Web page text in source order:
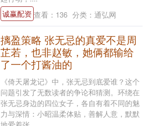
诚赢配资 查看： 136 分类： 通弘网
摛盈策略 张无忌的真爱不是周
芷若，也非赵敏，她俩都输给
了一个打酱油的
《倚天屠龙记》中，张无忌到底爱谁？这个
问题引发了无数读者的争论和猜测。环绕在
张无忌身边的四位女子，各自有着不同的魅
力与深情：小昭温柔体贴，善解人意，默默